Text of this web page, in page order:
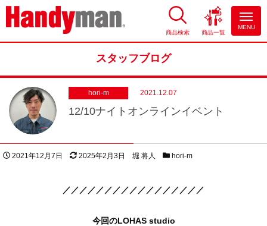
お風呂やキッチンのリフォーム
商品検索 商品一覧
MENU
スタッフブログ
hori-m 2021.12.07
12/10ナイトオンラインイベント
投稿日
2021年12月7日 更新日
2025年2月3日 著者
堀 将人 スタッフブログカテゴリー
hori-m
／／／／／／／／／／／／／／／／／
今回のLOHAS studio